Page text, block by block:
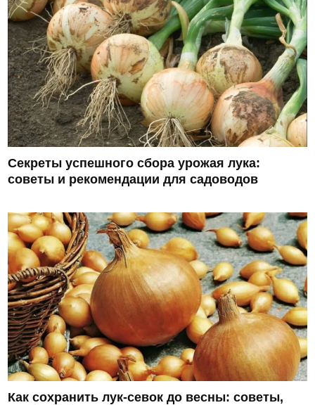
Секреты успешного сбора урожая лука:
советы и рекомендации для садоводов
Как сохранить лук-севок до весны: советы,